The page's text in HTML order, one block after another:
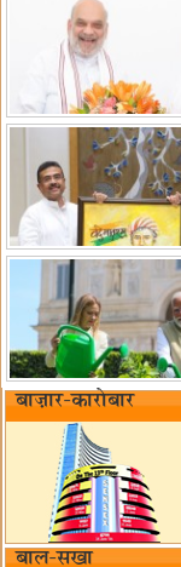
बाज़ार-कारोबार
बाल-सखा